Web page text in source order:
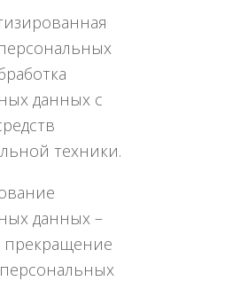
данных с
техники.
данных –
прекращение